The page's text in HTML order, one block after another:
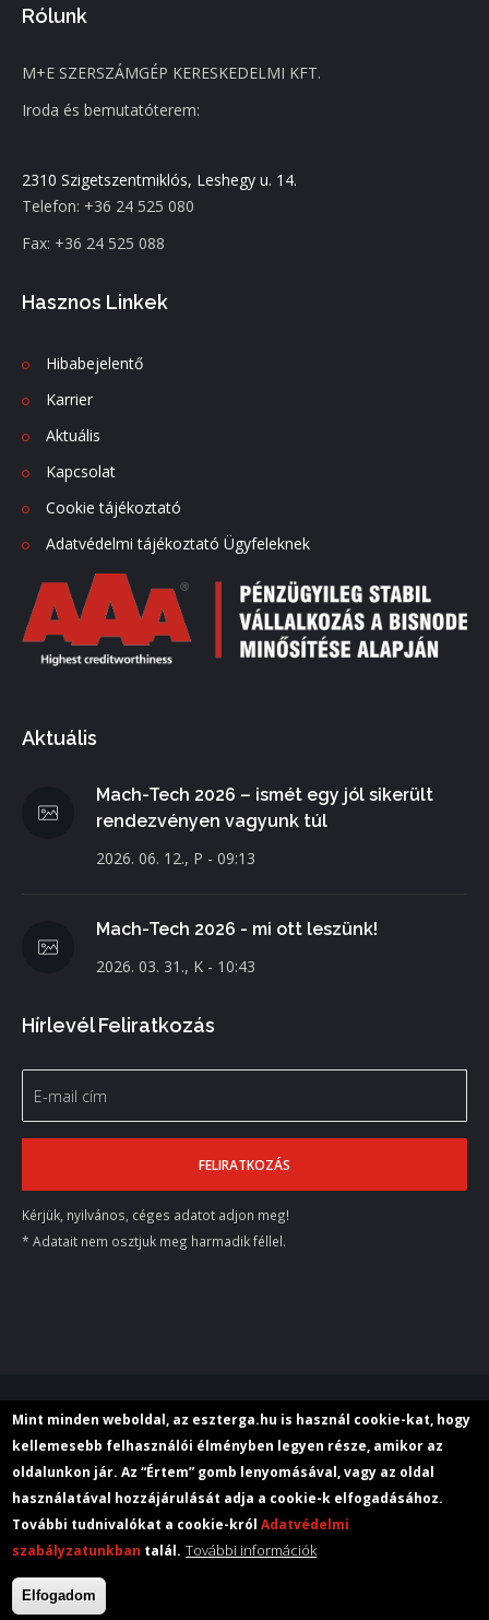
Rólunk
M+E SZERSZÁMGÉP KERESKEDELMI KFT.
Iroda és bemutatóterem:
2310 Szigetszentmiklós, Leshegy u. 14.
Telefon: +36 24 525 080
Fax: +36 24 525 088
Hasznos Linkek
Hibabejelentő
Karrier
Aktuális
Kapcsolat
Cookie tájékoztató
Adatvédelmi tájékoztató Ügyfeleknek
Aktuális
Mach-Tech 2026 – ismét egy jól sikerült
rendezvényen vagyunk túl
2026. 06. 12., P - 09:13
Mach-Tech 2026 - mi ott leszünk!
2026. 03. 31., K - 10:43
Hírlevél Feliratkozás
Kérjük, nyilvános, céges adatot adjon meg!
* Adatait nem osztjuk meg harmadik féllel.
© 2018 M+E Szerszámgép Kereskedelmi Kft.
Rólunk Aktuális Adatvédelem
Mint minden weboldal, az eszterga.hu is használ cookie-kat, hogy
kellemesebb felhasználói élményben legyen része, amikor az
oldalunkon jár. Az “Értem” gomb lenyomásával, vagy az oldal
használatával hozzájárulását adja a cookie-k elfogadásához.
További tudnivalókat a cookie-królAdatvédelmi
szabályzatunkban talál. További információk
Elfogadom